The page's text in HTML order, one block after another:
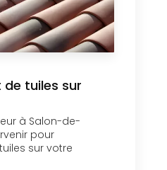
tuiles sur
à Salon-de-
pour
sur votre